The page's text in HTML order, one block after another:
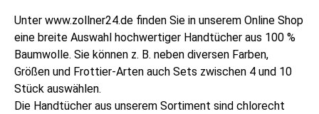
Unter www.zollner24.de finden Sie in unserem Online Shop
eine breite Auswahl hochwertiger Handtücher aus 100 %
Baumwolle. Sie können z. B. neben diversen Farben,
Größen und Frottier-Arten auch Sets zwischen 4 und 10
Stück auswählen.
Die Handtücher aus unserem Sortiment sind chlorecht